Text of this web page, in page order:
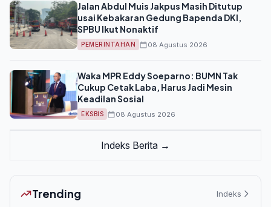
Jalan Abdul Muis Jakpus Masih Ditutup
usai Kebakaran Gedung Bapenda DKI,
SPBU Ikut Nonaktif
PEMERINTAHAN 08 Agustus 2026
Waka MPR Eddy Soeparno: BUMN Tak
Cukup Cetak Laba, Harus Jadi Mesin
Keadilan Sosial
EKSBIS 08 Agustus 2026
Indeks Berita →
Trending Indeks